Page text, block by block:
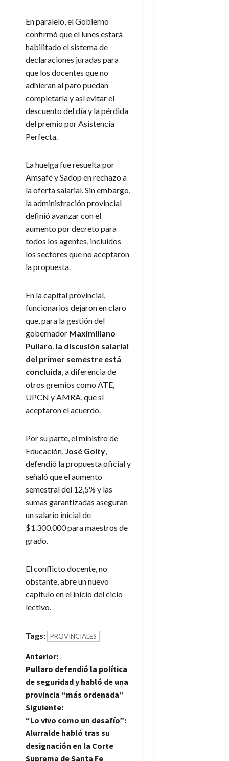
En paralelo, el Gobierno
confirmó que el lunes estará
habilitado el sistema de
declaraciones juradas para
que los docentes que no
adhieran al paro puedan
completarla y así evitar el
descuento del día y la pérdida
del premio por Asistencia
Perfecta.
La huelga fue resuelta por
Amsafé y Sadop en rechazo a
la oferta salarial. Sin embargo,
la administración provincial
definió avanzar con el
aumento por decreto para
todos los agentes, incluidos
los sectores que no aceptaron
la propuesta.
En la capital provincial,
funcionarios dejaron en claro
que, para la gestión del
gobernador Maximiliano
Pullaro, la discusión salarial
del primer semestre está
concluida, a diferencia de
otros gremios como ATE,
UPCN y AMRA, que sí
aceptaron el acuerdo.
Por su parte, el ministro de
Educación, José Goity,
defendió la propuesta oficial y
señaló que el aumento
semestral del 12,5% y las
sumas garantizadas aseguran
un salario inicial de
$1.300.000 para maestros de
grado.
El conflicto docente, no
obstante, abre un nuevo
capítulo en el inicio del ciclo
lectivo.
Tags: PROVINCIALES
N
a
v
e
g
Anterior:
Pullaro defendió la política
de seguridad y habló de una
provincia “más ordenada”
Siguiente:
“Lo vivo como un desafío”:
Alurralde habló tras su
designación en la Corte
Suprema de Santa Fe